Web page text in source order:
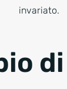
invariato.